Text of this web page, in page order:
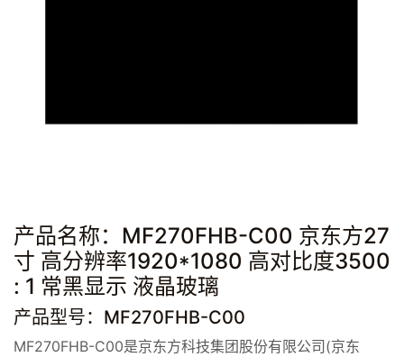
产品名称：MF270FHB-C00 京东方27
寸 高分辨率1920*1080 高对比度3500
: 1 常黑显示 液晶玻璃
产品型号：MF270FHB-C00
MF270FHB-C00是京东方科技集团股份有限公司(京东